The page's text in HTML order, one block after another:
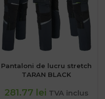
Pantaloni de lucru stretch
TARAN BLACK
281.77 lei TVA inclus